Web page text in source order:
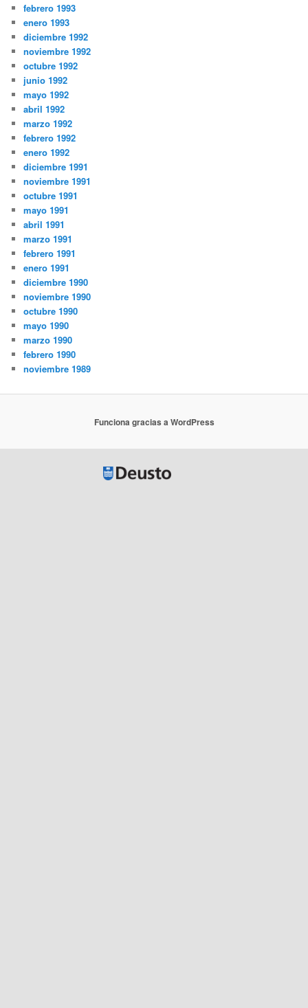
febrero 1993
enero 1993
diciembre 1992
noviembre 1992
octubre 1992
junio 1992
mayo 1992
abril 1992
marzo 1992
febrero 1992
enero 1992
diciembre 1991
noviembre 1991
octubre 1991
mayo 1991
abril 1991
marzo 1991
febrero 1991
enero 1991
diciembre 1990
noviembre 1990
octubre 1990
mayo 1990
marzo 1990
febrero 1990
noviembre 1989
Funciona gracias a WordPress